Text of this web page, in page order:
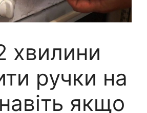
хвилини
ручки на
якщо